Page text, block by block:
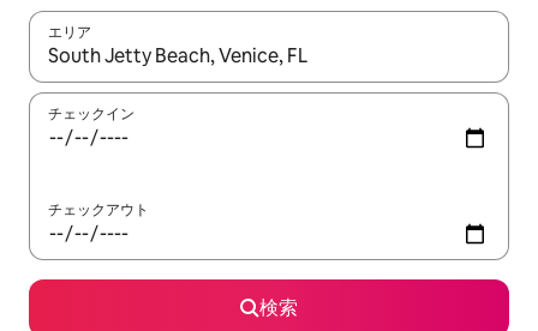
エリア
検索結果が表示されたら、上下の矢印キーを使って移動するか
チェックイン
チェックアウト
検索